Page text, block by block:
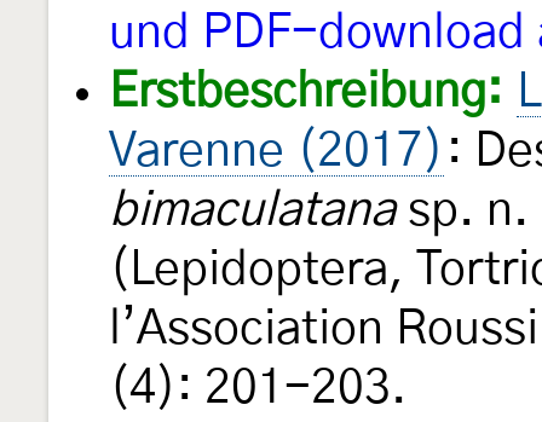
und PDF-
Erstbeschreibung:
Varenne (2017) :
bimaculatanasp. n.
(Lepidoptera,
l’Association
(4): 201-203.